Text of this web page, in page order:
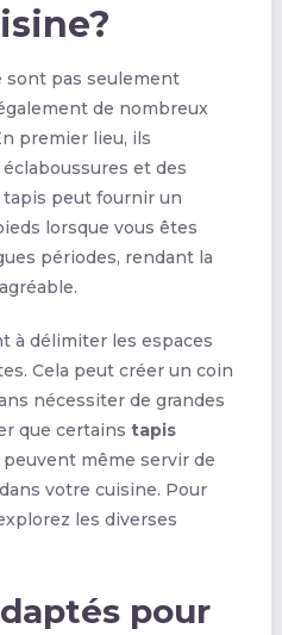
sont pas seulement
de nombreux
premier lieu, ils
et des
peut fournir un
lorsque vous êtes
périodes, rendant la
à délimiter les espaces
Cela peut créer un coin
nécessiter de grandes
que certains tapis
même servir de
votre cuisine. Pour
les diverses
pour